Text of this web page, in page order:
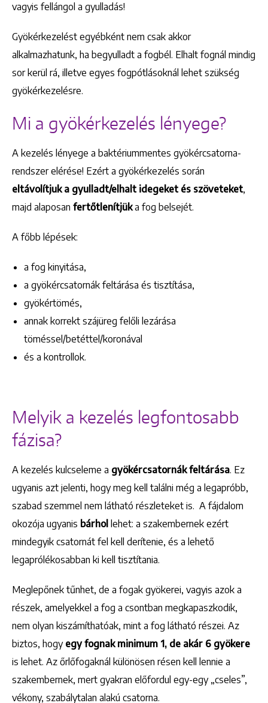
vagyis fellángol a gyulladás!
Gyökérkezelést egyébként nem csak akkor
alkalmazhatunk, ha begyulladt a fogbél. Elhalt fognál mindig
sor kerül rá, illetve egyes fogpótlásoknál lehet szükség
gyökérkezelésre.
Mi a gyökérkezelés lényege?
A kezelés lényege a baktériummentes gyökércsatorna-
rendszer elérése! Ezért a gyökérkezelés során
eltávolítjuk a gyulladt/elhalt idegeket és szöveteket,
majd alaposan fertőtlenítjüka fog belsejét.
A főbb lépések:
a fog kinyitása,
a gyökércsatornák feltárása és tisztítása,
gyökértömés,
annak korrekt szájüreg felőli lezárása
töméssel/betéttel/koronával
és a kontrollok.
Melyik a kezelés legfontosabb
fázisa?
A kezelés kulcseleme a gyökércsatornák feltárása. Ez
ugyanis azt jelenti, hogy meg kell találni még a legapróbb,
szabad szemmel nem látható részleteket is. A fájdalom
okozója ugyanis bárhol lehet: a szakembernek ezért
mindegyik csatornát fel kell derítenie, és a lehető
legaprólékosabban ki kell tisztítania.
Meglepőnek tűnhet, de a fogak gyökerei, vagyis azok a
részek, amelyekkel a fog a csontban megkapaszkodik,
nem olyan kiszámíthatóak, mint a fog látható részei. Az
biztos, hogy egy fognak minimum 1, de akár 6 gyökere
is lehet. Az őrlőfogaknál különösen résen kell lennie a
szakembernek, mert gyakran előfordul egy-egy „cseles”,
vékony, szabálytalan alakú csatorna.